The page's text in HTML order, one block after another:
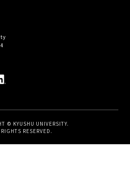
© KYUSHU UNIVERSITY.
RESERVED.